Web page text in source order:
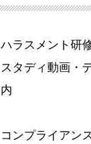
ハラスメント研
スタディ動画・
内
コンプライアン